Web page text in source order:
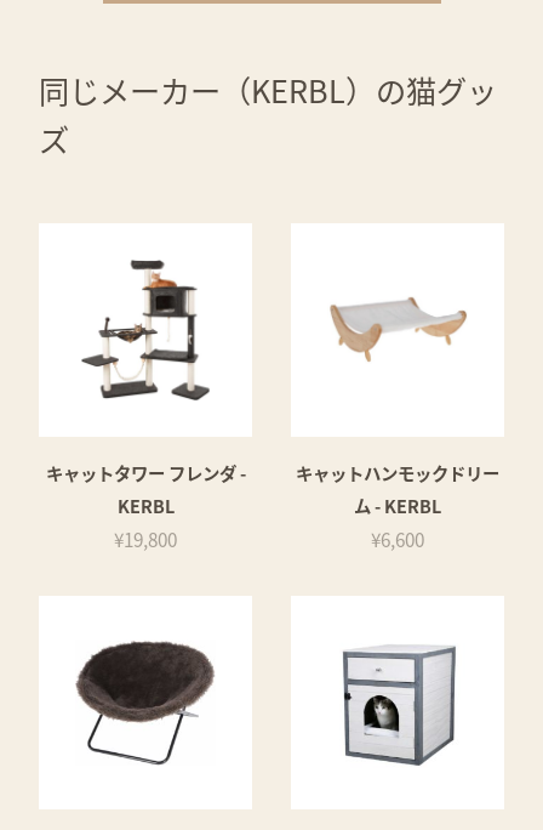
同じメーカー（KERBL）の猫グッ
ズ
キャットタワー フレンダ -
KERBL
¥19,800
キャットハンモックドリー
ム - KERBL
¥6,600